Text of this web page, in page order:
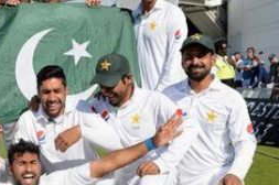
नहीं तो एक ही टेस्ट
02:35 pm